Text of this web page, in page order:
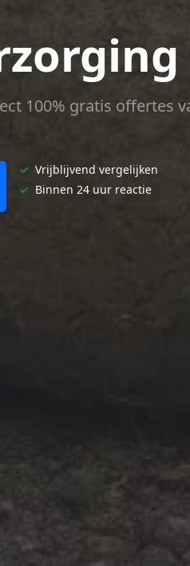
100% gratis offertes
✓ Vrijblijvend vergelijken
✓ Binnen 24 uur reactie